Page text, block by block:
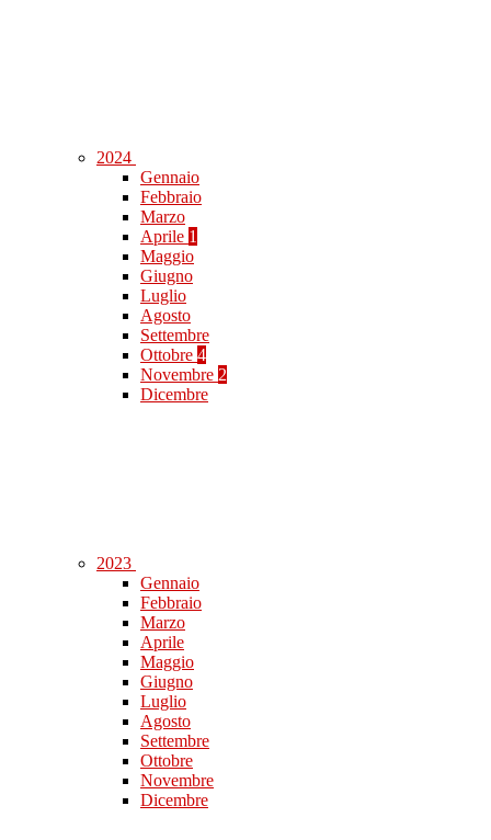
2024
Gennaio
Febbraio
Marzo
Aprile 1
Maggio
Giugno
Luglio
Agosto
Settembre
Ottobre 4
Novembre 2
Dicembre
2023
Gennaio
Febbraio
Marzo
Aprile
Maggio
Giugno
Luglio
Agosto
Settembre
Ottobre
Novembre
Dicembre